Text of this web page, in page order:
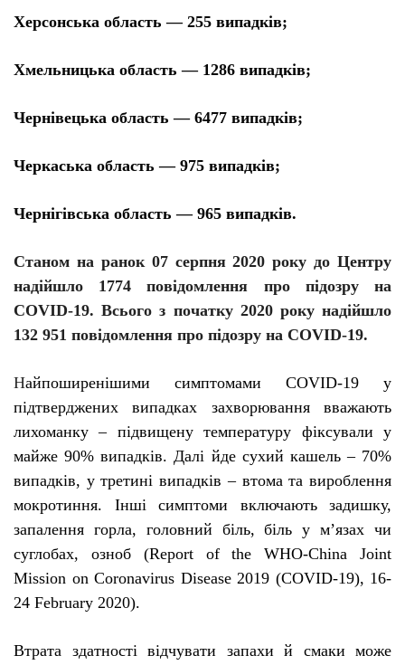
Херсонська область — 255 випадків;
Хмельницька область — 1286 випадків;
Чернівецька область — 6477 випадків;
Черкаська область — 975 випадків;
Чернігівська область — 965 випадків.
Станом на ранок 07 серпня 2020 року до Центру
надійшло 1774 повідомлення про підозру на
COVID-19. Всього з початку 2020 року надійшло
132 951 повідомлення про підозру на COVID-19.
Найпоширенішими симптомами COVID-19 у
підтверджених випадках захворювання вважають
лихоманку – підвищену температуру фіксували у
майже 90% випадків.Далі йде сухий кашель – 70%
випадків, у третині випадків – втома та вироблення
мокротиння. Інші симптоми включають задишку,
запалення горла, головний біль, біль у м’язах чи
суглобах, озноб(Report of the WHO-China Joint
Mission on Coronavirus Disease 2019 (COVID-19), 16-
24 February 2020).
Втрата здатності відчувати запахи й смаки може